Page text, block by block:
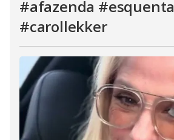
#afazenda #esquenta
#carollekker